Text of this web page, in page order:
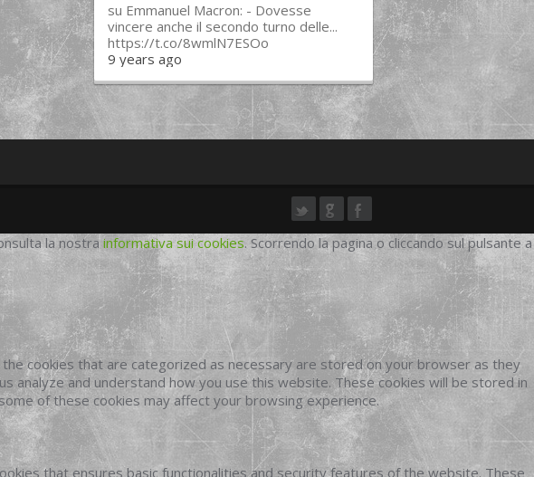
su Emmanuel Macron: - Dovesse
vincere anche il secondo turno delle...
https://t.co/8wmlN7ESOo
9 years ago
la nostra informativa sui cookies. Scorrendo la pagina o cliccando sul pulsante a
cookies that are categorized as necessary are stored on your browser as they
and understand how you use this website. These cookies will be stored in
of these cookies may affect your browsing experience.
that ensures basic functionalities and security features of the website. These